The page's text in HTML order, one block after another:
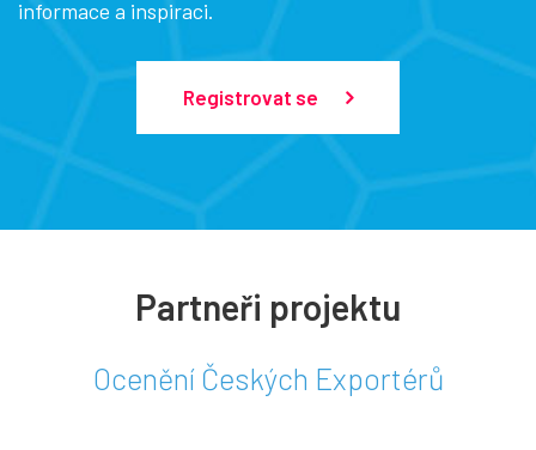
informace a inspiraci.
Registrovat se
Partneři projektu
Ocenění Českých Exportérů